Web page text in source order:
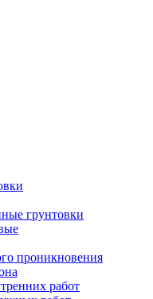
грунтовки
проникновения
работ